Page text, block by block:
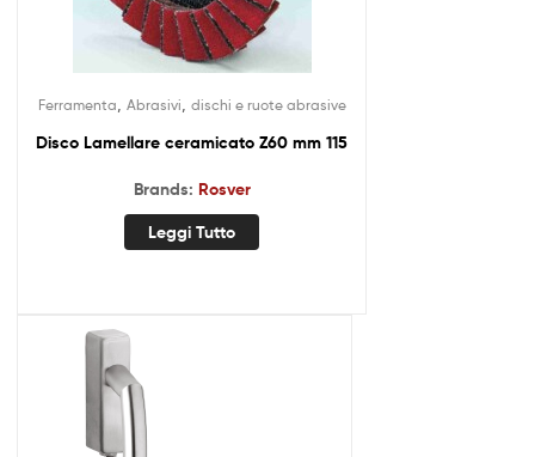
Ferramenta Abrasivi dischi e ruote abrasive
Disco Lamellare ceramicato Z60 mm 115
Brands: Rosver
Leggi Tutto